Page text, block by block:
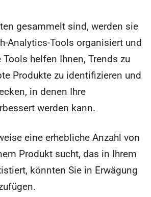
gesammelt sind, werden sie
Analytics-Tools organisiert und
Tools helfen Ihnen, Trends zu
Produkte zu identifizieren und
in denen Ihre
werden kann.
eine erhebliche Anzahl von
Produkt sucht, das in Ihrem
könnten Sie in Erwägung